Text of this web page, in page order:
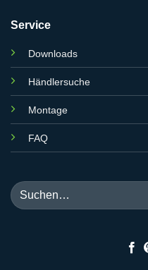
Service
Downloads
Händlersuche
Montage
FAQ
Suchen
nach: